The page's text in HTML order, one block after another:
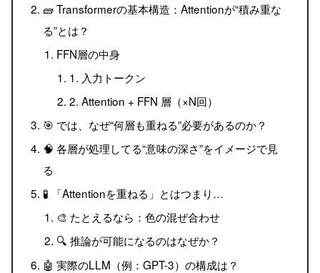
🧱 Transformerの基本構造：Attentionが“積み重な
る”とは？
FFN層の中身
1. 入力トークン
2. Attention + FFN 層（×N回）
🎯 では、なぜ“何層も重ねる”必要があるのか？
🧠 各層が処理してる“意味の深さ”をイメージで見
る
🧪 「Attentionを重ねる」とはつまり…
🎨 たとえるなら：色の混ぜ合わせ
🔍 推論が可能になるのはなぜか？
🤖 実際のLLM（例：GPT-3）の構成は？